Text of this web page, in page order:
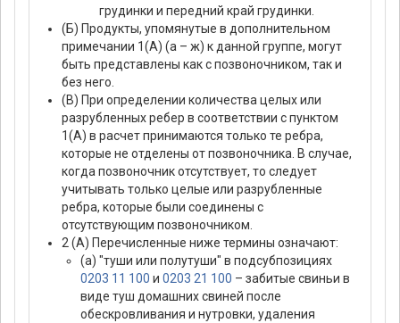
грудинки и передний край грудинки.
(Б) Продукты, упомянутые в дополнительном
примечании 1(А) (а – ж) к данной группе, могут
быть представлены как с позвоночником, так и
без него.
(В) При определении количества целых или
разрубленных ребер в соответствии с пунктом
1(А) в расчет принимаются только те ребра,
которые не отделены от позвоночника. В случае,
когда позвоночник отсутствует, то следует
учитывать только целые или разрубленные
ребра, которые были соединены с
отсутствующим позвоночником.
2 (А) Перечисленные ниже термины означают:
(а) "туши или полутуши" в подсубпозициях
0203 11 100 и 0203 21 100 – забитые свиньи в
виде туш домашних свиней после
обескровливания и нутровки, удаления